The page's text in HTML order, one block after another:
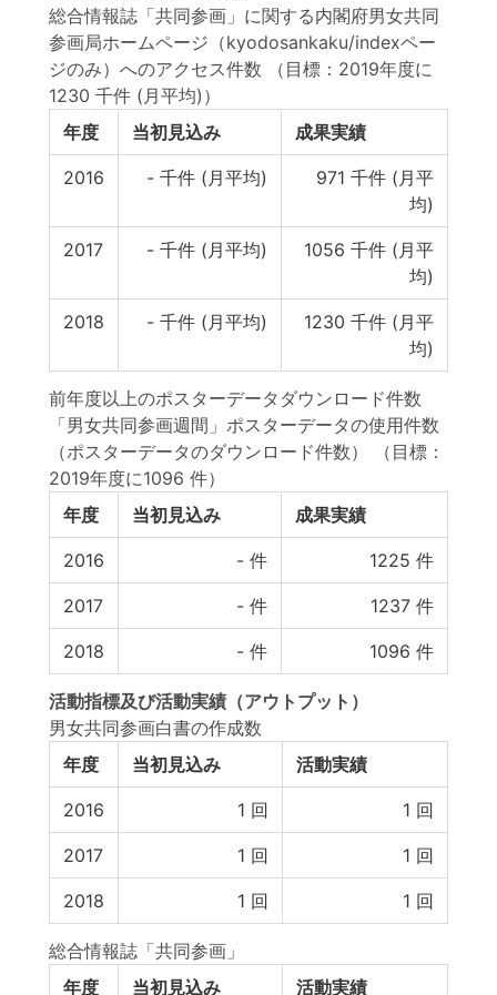
総合情報誌「共同参画」に関する内閣府男女共同
参画局ホームページ（kyodosankaku/indexペー
ジのみ）へのアクセス件数
（目標：2019年度に
1230 千件 (月平均)）
年度
当初見込み 成果実績
2016 - 千件 (月平均) 971 千件 (月平
均)
2017 - 千件 (月平均) 1056 千件 (月平
均)
2018 - 千件 (月平均) 1230 千件 (月平
均)
前年度以上のポスターデータダウンロード件数
「男女共同参画週間」ポスターデータの使用件数
（ポスターデータのダウンロード件数）
（目標：
2019年度に1096 件）
年度
当初見込み 成果実績
2016 - 件 1225 件
2017 - 件 1237 件
2018 - 件 1096 件
活動指標及び活動実績 （アウトプット）
男女共同参画白書の作成数
年度
当初見込み 活動実績
2016 1 回 1 回
2017 1 回 1 回
2018 1 回 1 回
総合情報誌「共同参画」
年度
当初見込み 活動実績